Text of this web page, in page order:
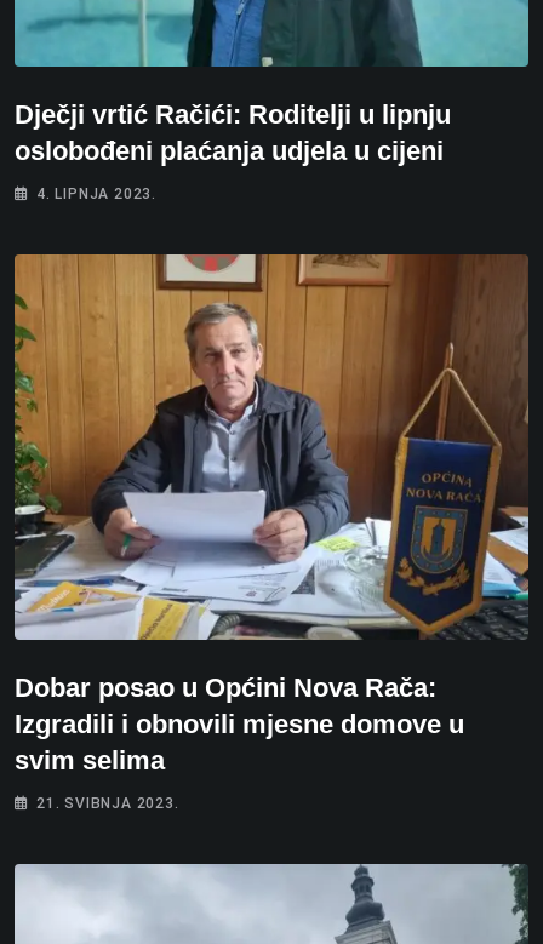
Dječji vrtić Račići: Roditelji u lipnju
oslobođeni plaćanja udjela u cijeni
4. LIPNJA 2023.
Dobar posao u Općini Nova Rača:
Izgradili i obnovili mjesne domove u
svim selima
21. SVIBNJA 2023.